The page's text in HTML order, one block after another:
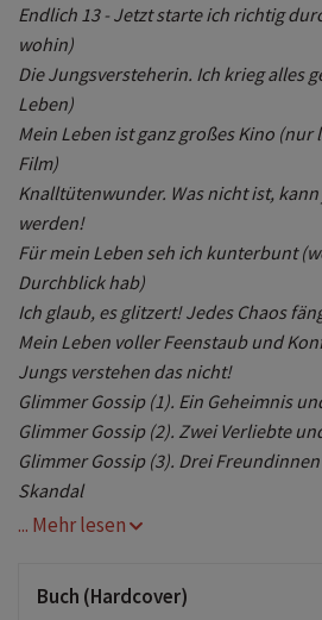
Endlich 13 - Jetzt starte ich richtig
wohin)
Die Jungsversteherin. Ich krieg alles
Leben)
Mein Leben ist ganz großes Kino
Film)
Knalltütenwunder. Was nicht ist,
werden!
Für mein Leben seh ich kunterbunt
Durchblick hab)
Ich glaub, es glitzert! Jedes Chaos
Mein Leben voller Feenstaub und
Jungs verstehen das nicht!
Glimmer Gossip (1). Ein Geheimnis
Glimmer Gossip (2). Zwei Verliebte
Glimmer Gossip (3). Drei
Skandal
... Mehr lesen
Buch (Hardcover)